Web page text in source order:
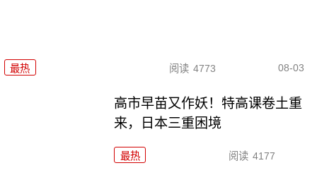
最热 阅读 4773 08-03
高市早苗又作妖！特高课卷土重
来，日本三重困境
最热 阅读 4177